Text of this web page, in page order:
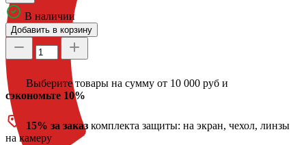
В наличии
Добавить в корзину
Выберите товары на сумму от 10 000 руб и
сэкономьте 10%
15% за заказ комплекта защиты: на экран, чехол, линзы
на камеру